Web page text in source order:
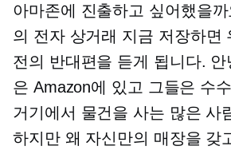
아마존에 진출하고 싶어했을
의 전자 상거래 지금 저장하면
전의 반대편을 듣게 됩니다. 안
은 Amazon에 있고 그들은 수
거기에서 물건을 사는 많은 사
하지만 왜 자신만의 매장을 갖